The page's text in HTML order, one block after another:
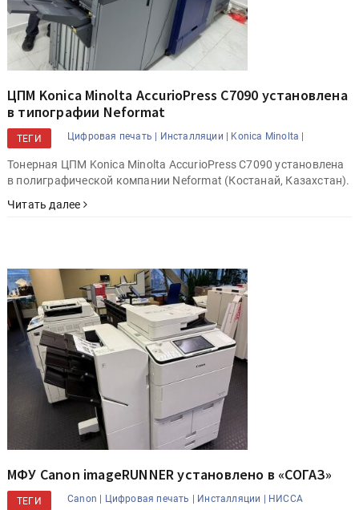
ЦПМ Konica Minolta AccurioPress C7090 установлена
в типографии Neformat
ТЕГИ Цифровая печать | Инсталляции | Konica Minolta |
Тонерная ЦПМ Konica Minolta AccurioPress C7090 установлена
в полиграфической компании Neformat (Костанай, Казахстан).
Читать далее
МФУ Canon imageRUNNER установлено в «СОГАЗ»
ТЕГИ Canon | Цифровая печать | Инсталляции |
НИССА